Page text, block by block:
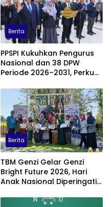
Berita
PPSPI Kukuhkan Pengurus
Nasional dan 38 DPW
Periode 2026–2031, Perkuat
Publik
Berita
TBM Genzi Gelar Genzi
Bright Future 2026, Hari
Anak Nasional Diperingati
Tembang Dolanan